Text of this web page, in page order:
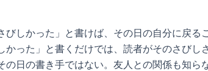
びしかった」と書けば、その日の自分に戻る
かった」と書くだけでは、読者がそのさびし
の日の書き手ではない。友人との関係も知ら